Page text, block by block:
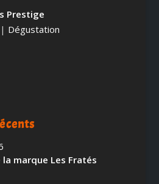
Prestige
| Dégustation
marque Les Fratés